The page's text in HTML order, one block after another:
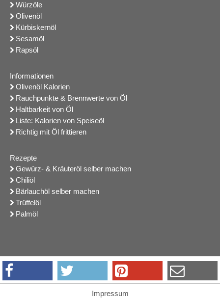
Würzöle
Olivenöl
Kürbiskernöl
Sesamöl
Rapsöl
Informationen
Olivenöl Kalorien
Rauchpunkte & Brennwerte von Öl
Haltbarkeit von Öl
Liste: Kalorien von Speiseöl
Richtig mit Öl frittieren
Rezepte
Gewürz- & Kräuteröl selber machen
Chiliöl
Bärlauchöl selber machen
Trüffelöl
Palmöl
Impressum